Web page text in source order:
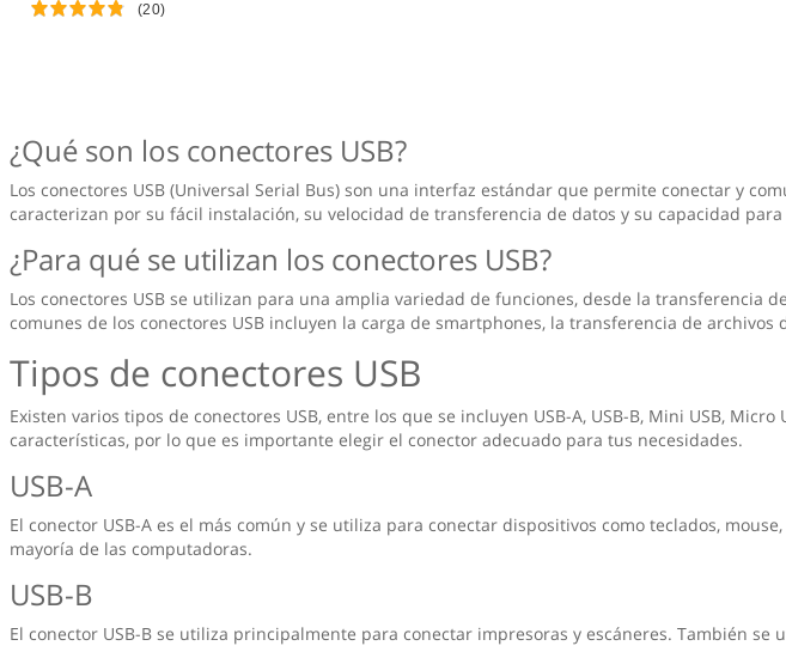
(20)
¿Qué son los conectores USB?
Los conectores USB (Universal Serial Bus) son una interfaz estándar que permite conectar y
caracterizan por su fácil instalación, su velocidad de transferencia de datos y su capacidad
¿Para qué se utilizan los conectores USB?
Los conectores USB se utilizan para una amplia variedad de funciones, desde la transferencia
comunes de los conectores USB incluyen la carga de smartphones, la transferencia de
Tipos de conectores USB
Existen varios tipos de conectores USB, entre los que se incluyen USB-A, USB-B, Mini USB,
características, por lo que es importante elegir el conector adecuado para tus necesidades.
USB-A
El conector USB-A es el más común y se utiliza para conectar dispositivos como teclados,
mayoría de las computadoras.
USB-B
El conector USB-B se utiliza principalmente para conectar impresoras y escáneres. También